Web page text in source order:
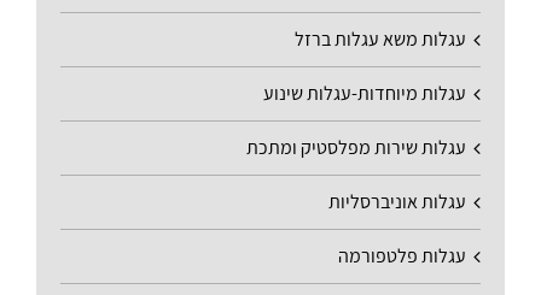
עגלות משא עגלות ברזל
עגלות מיוחדות-עגלות שינוע
עגלות שירות מפלסטיק ומתכת
עגלות אוניברסליות
עגלות פלטפורמה